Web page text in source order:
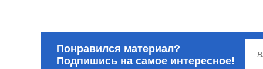
Понравился материал?
Подпишись на самое интересное!